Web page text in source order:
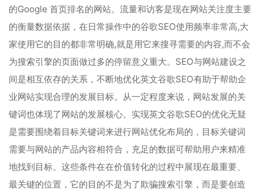
的Google 首页排名的网站。流量和访客是现在网站关注度主要
的衡量数据依据，在日常操作中的谷歌SEO使用频率非常高,大
家使用它的目的都非常明确,就是用它来搜寻需要的内容,而不会
为搜索引擎的页面做过多的停留意义重大。SEO与网站建设之
间是相互依存的关系，不断地优化英文谷歌SEO有助于帮助企
业网站实现合理的发展目标。从一定程度来说，网站发展的关
键词也体现了网站的发展核心。实现英文谷歌SEO的优化无疑
是需要围绕着目标关键词来进行网站优化布局的，目标关键词
需要与网站的产品内容相符合，充足的数据可帮助用户来精准
地找到目标。这些条件在在价值转化的过程中展现在最重要、
最关键的位置，它的目的不是为了欺骗搜索引擎，而是要创造